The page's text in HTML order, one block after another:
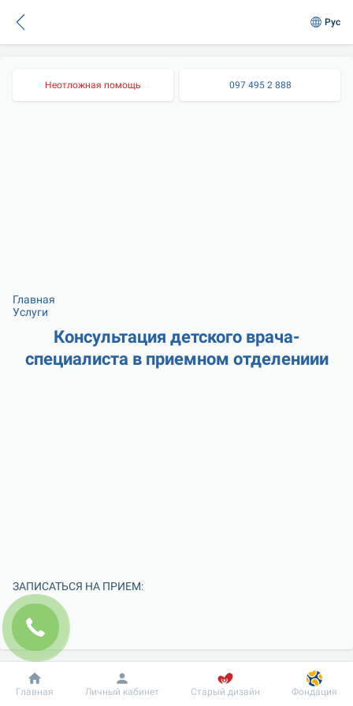
Рус
Неотложная помощь 097 495 2 888
Главная
Услуги
Консультация детского врача-
специалиста в приемном отделениии
ЗАПИСАТЬСЯ НА ПРИЕМ:
Добробут Информация Пациенту
Главная Личный кабинет Старый дизайн Фондация